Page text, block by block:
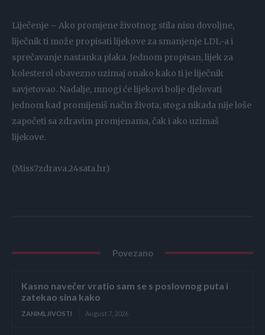
Liječenje – Ako promjene životnog stila nisu dovoljne,
liječnik ti može propisati lijekove za smanjenje LDL-a i
sprečavanje nastanka plaka. Jednom propisan, lijek za
kolesterol obavezno uzimaj onako kako ti je liječnik
savjetovao. Nadalje, mnogi će lijekovi bolje djelovati
jednom kad promijeniš način života, stoga nikada nije loše
započeti sa zdravim promjenama, čak i ako uzimaš
lijekove.
(Miss7zdrava.24sata.hr)
Povezano
Kasno navečer vratio sam se s poslovnog puta i
zatekao sina kako
ZANIMLJIVOSTI August 7, 2026